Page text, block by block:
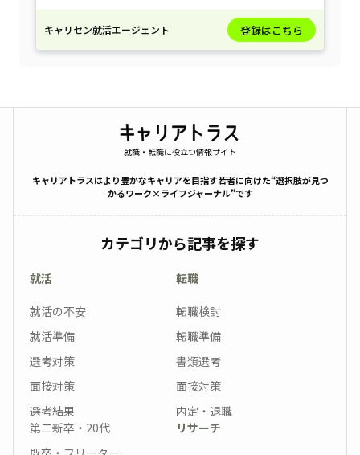
キャリセン就活エージェント 登録はこちら
就職・転職に役立つ情報サイト
キャリアトラスはより豊かなキャリアを目指す若者に向けた“選択肢が見つ
かるワーク×ライフジャーナル”です
カテゴリから記事を探す
就活
就活の不安
就活準備
選考対策
面接対策
選考結果
転職
転職検討
転職準備
書類選考
面接対策
内定・退職
第二新卒・20代
リサーチ